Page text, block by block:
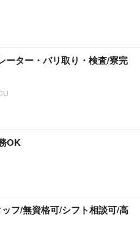
ーター・バリ取り・検査/寮完
OK
ッフ/無資格可/シフト相談可/高